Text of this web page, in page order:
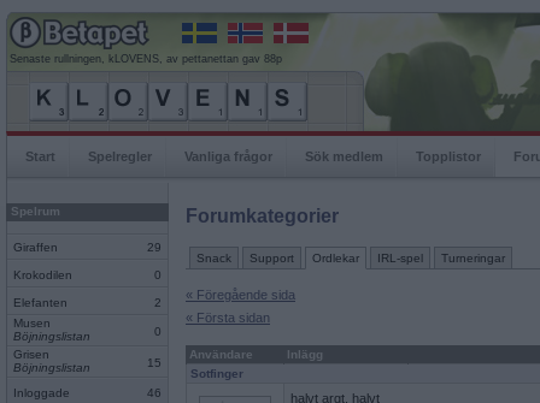
Senaste rullningen, kLOVENS, av pettanettan gav 88p
Start Spelregler Vanliga frågor Sök medlem Topplistor
Spelrum
Giraffen 29
Krokodilen 0
Elefanten
2
Musen
Böjningslistan
0
Grisen
Böjningslistan
15
Inloggade 46
Forumkategorier
Snack Support Ordlekar IRL-spel Turneringar
« Föregående sida
« Första sidan
Användare
Inlägg
Sotfinger
halvt argt, halvt